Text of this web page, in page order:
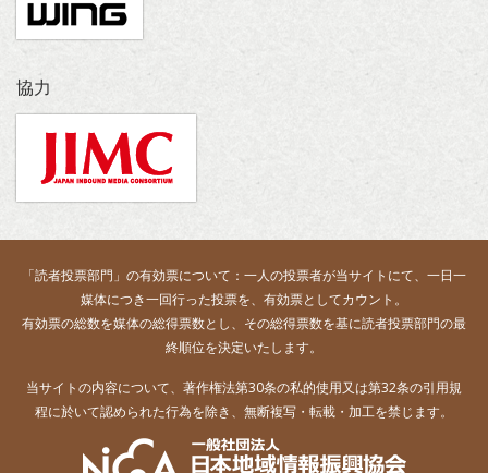
協力
「読者投票部門」の有効票について：一人の投票者が当サイトにて、一日一
媒体につき一回行った投票を、有効票としてカウント。
有効票の総数を媒体の総得票数とし、その総得票数を基に読者投票部門の最
終順位を決定いたします。
当サイトの内容について、著作権法第30条の私的使用又は第32条の引用規
程に於いて認められた行為を除き、無断複写・転載・加工を禁じます。